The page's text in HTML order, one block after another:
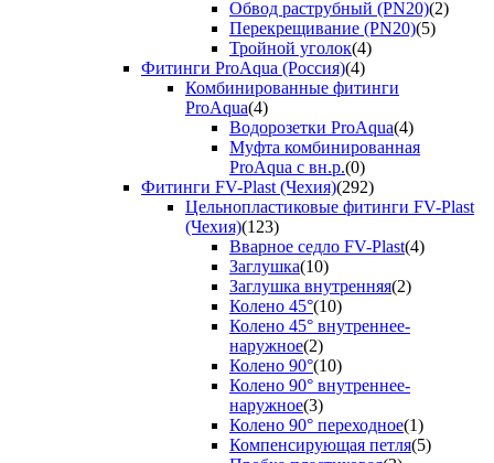
Обвод раструбный (PN20)(2)
Перекрещивание (PN20)(5)
Тройной уголок(4)
Фитинги ProAqua (Россия)(4)
Комбинированные фитинги
ProAqua(4)
Водорозетки ProAqua(4)
Муфта комбинированная
ProAqua с вн.р.(0)
Фитинги FV-Plast (Чехия)(292)
Цельнопластиковые фитинги FV-Plast
(Чехия)(123)
Вварное седло FV-Plast(4)
Заглушка(10)
Заглушка внутренняя(2)
Колено 45°(10)
Колено 45° внутреннее-
наружное(2)
Колено 90°(10)
Колено 90° внутреннее-
наружное(3)
Колено 90° переходное(1)
Компенсирующая петля(5)